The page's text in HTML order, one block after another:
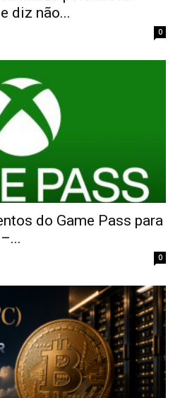
diz não...
0
do Game Pass para
0